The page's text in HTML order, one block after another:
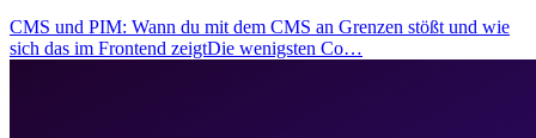
CMS und PIM: Wann du mit dem CMS an Grenzen stößt und wie
sich das im Frontend zeigtDie wenigsten Co…